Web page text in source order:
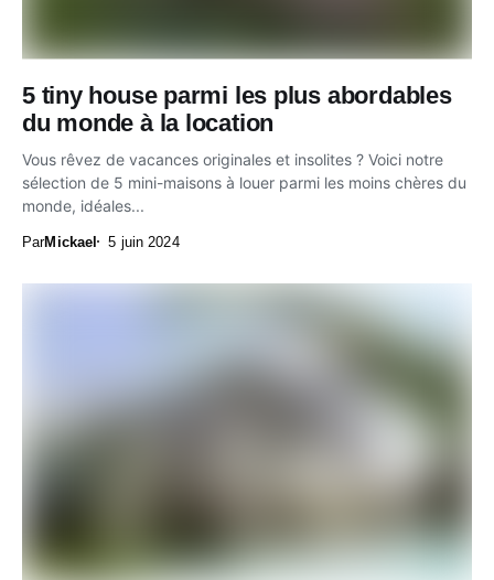
5 tiny house parmi les plus abordables
du monde à la location
Vous rêvez de vacances originales et insolites ? Voici notre
sélection de 5 mini-maisons à louer parmi les moins chères du
monde, idéales...
ParMickael 5 juin 2024